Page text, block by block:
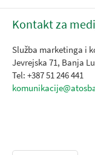
Kontakt za
Služba marketinga i
Jevrejska 71, Banja
Tel: +387 51 246 441